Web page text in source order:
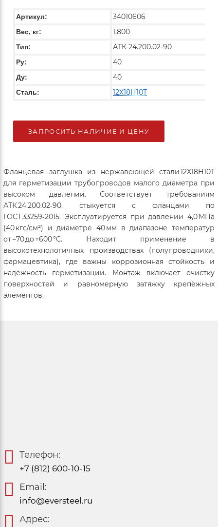
Артикул: 34010606
Вес, кг: 1,800
Тип: АТК 24.200.02-90
Py: 40
Ду: 40
Сталь: 12Х18Н10Т
ЗАПРОСИТЬ НАЛИЧИЕ И ЦЕНУ
Фланцевая заглушка из нержавеющей стали 12Х18Н10Т
для герметизации трубопроводов малого диаметра при
высоком давлении. Соответствует требованиям
АТК 24.200.02‑90, стыкуется с фланцами по
ГОСТ 33259‑2015. Эксплуатируется при давлении 4,0 МПа
(40 кгс/см²) и диаметре 40 мм в диапазоне температур
от −70 до +600 °C. Находит применение в
высокотехнологичных производствах (полупроводники,
фармацевтика), где важны коррозионная стойкость и
надёжность герметизации. Монтаж включает очистку
поверхностей и равномерную затяжку крепёжных
элементов.
Телефон:
+7 (812) 600-10-15
Email:
info@eversteel.ru
Адрес: